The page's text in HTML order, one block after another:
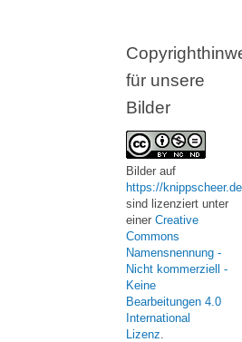
für unsere
Bilder
Bilder auf
https://knippscheer.de
sind lizenziert unter
einer Creative
Commons
Namensnennung -
Nicht kommerziell -
Keine
Bearbeitungen 4.0
International
Lizenz.